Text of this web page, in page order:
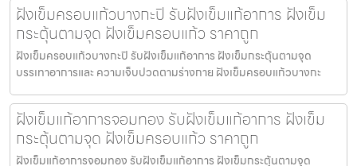
ฝังเข็มครอบแก้วบางกะปิ รับฝังเข็มแก้อาการ ฝังเข็ม
กระตุ้นตามจุด ฝังเข็มครอบแก้ว ราคาถูก
ฝังเข็มครอบแก้วบางกะปิ รับฝังเข็มแก้อาการ ฝังเข็มกระตุ้นตามจุด
บรรเทาอาการและ ความเจ็บปวดตามร่างกาย ฝังเข็มครอบแก้วบางกะ
ฝังเข็มแก้อาการจอมทอง รับฝังเข็มแก้อาการ ฝังเข็ม
กระตุ้นตามจุด ฝังเข็มครอบแก้ว ราคาถูก
ฝังเข็มแก้อาการจอมทอง รับฝังเข็มแก้อาการ ฝังเข็มกระตุ้นตามจุด